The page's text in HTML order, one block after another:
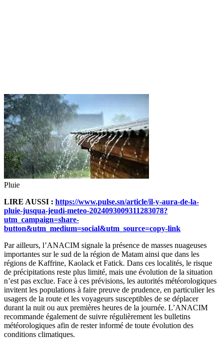
Pluie
LIRE AUSSI : https://www.pulse.sn/article/il-y-aura-de-la-
pluie-jusqua-jeudi-meteo-2024093009311283078?
utm_campaign=share-
button&utm_medium=social&utm_source=copy-link
Par ailleurs, l’ANACIM signale la présence de masses nuageuses
importantes sur le sud de la région de Matam ainsi que dans les
régions de Kaffrine, Kaolack et Fatick. Dans ces localités, le risque
de précipitations reste plus limité, mais une évolution de la situation
n’est pas exclue. Face à ces prévisions, les autorités météorologiques
invitent les populations à faire preuve de prudence, en particulier les
usagers de la route et les voyageurs susceptibles de se déplacer
durant la nuit ou aux premières heures de la journée. L’ANACIM
recommande également de suivre régulièrement les bulletins
météorologiques afin de rester informé de toute évolution des
conditions climatiques.